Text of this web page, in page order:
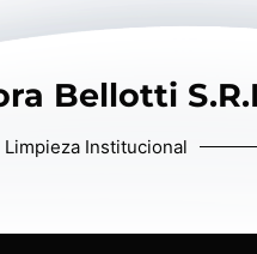
Bellotti
Institucional